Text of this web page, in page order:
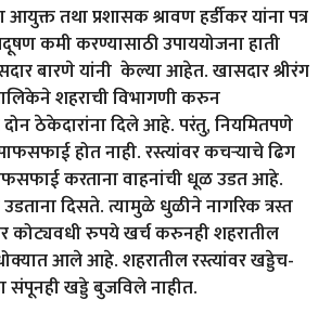
तथा प्रशासक श्रावण हर्डीकर यांना पत्र
कमी करण्यासाठी उपाययोजना हाती
बारणे यांनी केल्या आहेत. खासदार श्रीरंग
शहराची विभागणी करुन
ठेकेदारांना दिले आहे. परंतु, नियमितपणे
होत नाही. रस्त्यांवर कचऱ्याचे ढिग
करताना वाहनांची धूळ उडत आहे.
दिसते. त्यामुळे धुळीने नागरिक त्रस्त
रुपये खर्च करुनही शहरातील
आले आहे. शहरातील रस्त्यांवर खड्डेच-
खड्डे बुजविले नाहीत.